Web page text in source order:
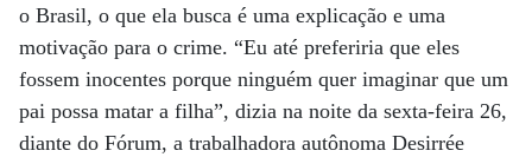
o Brasil, o que ela busca é uma explicação e uma
motivação para o crime. “Eu até preferiria que eles
fossem inocentes porque ninguém quer imaginar que um
pai possa matar a filha”, dizia na noite da sexta-feira 26,
diante do Fórum, a trabalhadora autônoma Desirrée